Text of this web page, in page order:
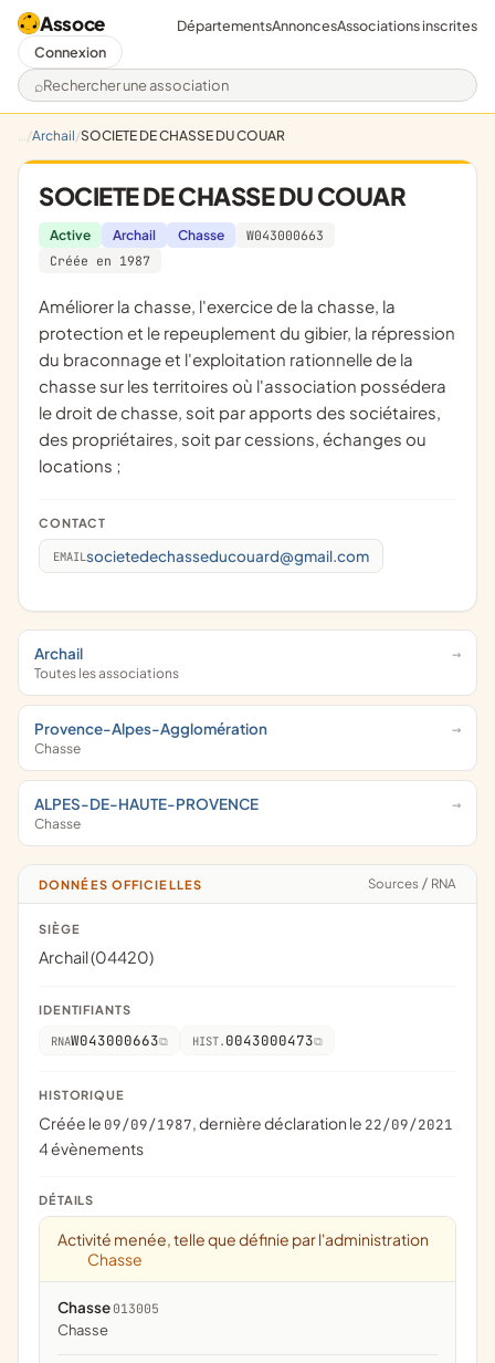
Assoce
Rechercher une association
DépartementsAnnoncesAssociations inscrites
Connexion
Archail SOCIETE DE CHASSE DU COUAR
SOCIETE DE CHASSE DU COUAR
Active Archail Chasse
W043000663
Créée en 1987
améliorer la chasse, l'exercice de la chasse, la
protection et le repeuplement du gibier, la répression
du braconnage et l'exploitation rationnelle de la
chasse sur les territoires où l'association possédera
le droit de chasse, soit par apports des sociétaires,
des propriétaires, soit par cessions, échanges ou
locations ;
CONTACT
EMAIL societedechasseducouard@gmail.com
Archail
Toutes les associations
Provence-Alpes-Agglomération
Chasse
ALPES-DE-HAUTE-PROVENCE
Chasse
DONNÉES OFFICIELLES Sources / RNA
SIÈGE
Archail (04420)
IDENTIFIANTS
RNAW043000663 HIST. 0043000473
HISTORIQUE
Créée le 09/09/1987, dernière déclaration le 22/09/2021
4 évènements
DÉTAILS
Activité menée, telle que définie par l'administration
Chasse
Chasse 013005
chasse